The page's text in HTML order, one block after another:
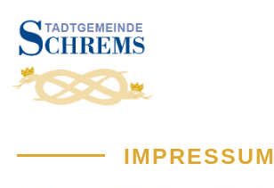
IMPRESSUM